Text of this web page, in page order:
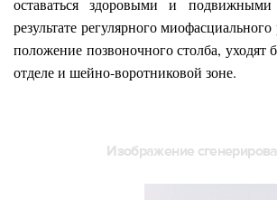
оставаться здоровыми и
результате регулярного
положение позвоночного столба, уходят
отделе и шейно-воротниковой зоне.
Изображение